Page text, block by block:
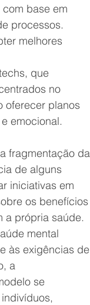
base em
processos.
melhores
que
no
oferecer planos
emocional.
fragmentação da
de alguns
iniciativas em
os benefícios
a própria saúde.
mental
às exigências de
a
se